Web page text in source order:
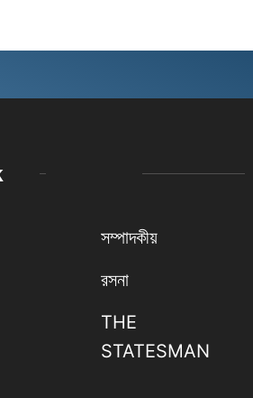
সম্পাদকীয়
রসনা
THE
STATESMAN